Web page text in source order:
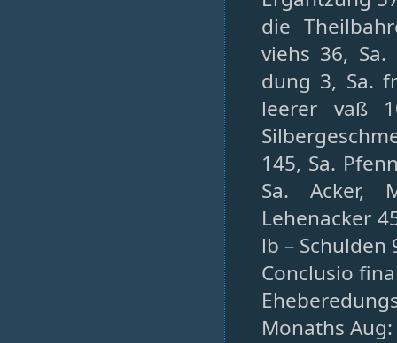
die
viehs 36,
dung 3, Sa.
leerer vaß
145, Sa.
Sa. Acker,
Lehenacker
lb – Schulden
Conclusio
Monaths